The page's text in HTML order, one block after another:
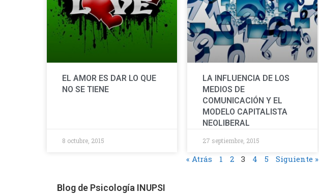
EL AMOR ES DAR LO QUE
NO SE TIENE
8 octubre, 2015
LA INFLUENCIA DE LOS
MEDIOS DE
COMUNICACIÓN Y EL
MODELO CAPITALISTA
NEOLIBERAL
27 septiembre, 2015
« Atrás 1 2 3 4 5 Siguiente »
Blog de Psicología INUPSI